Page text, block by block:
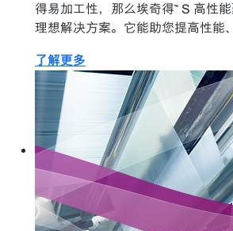
得易加工性，那么埃奇得™ S 高性
理想解决方案。它能助您提高性能
了解更多